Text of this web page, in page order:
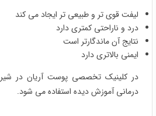
لیفت قوی‌ تر و طبیعی‌ تر ایجاد می کند
درد و ناراحتی کمتری دارد
نتایج آن ماندگارتر است
ایمنی بالاتری دارد
در کلینیک تخصصی پوست آریان در
درمانی آموزش‌ دیده استفاده می شود.